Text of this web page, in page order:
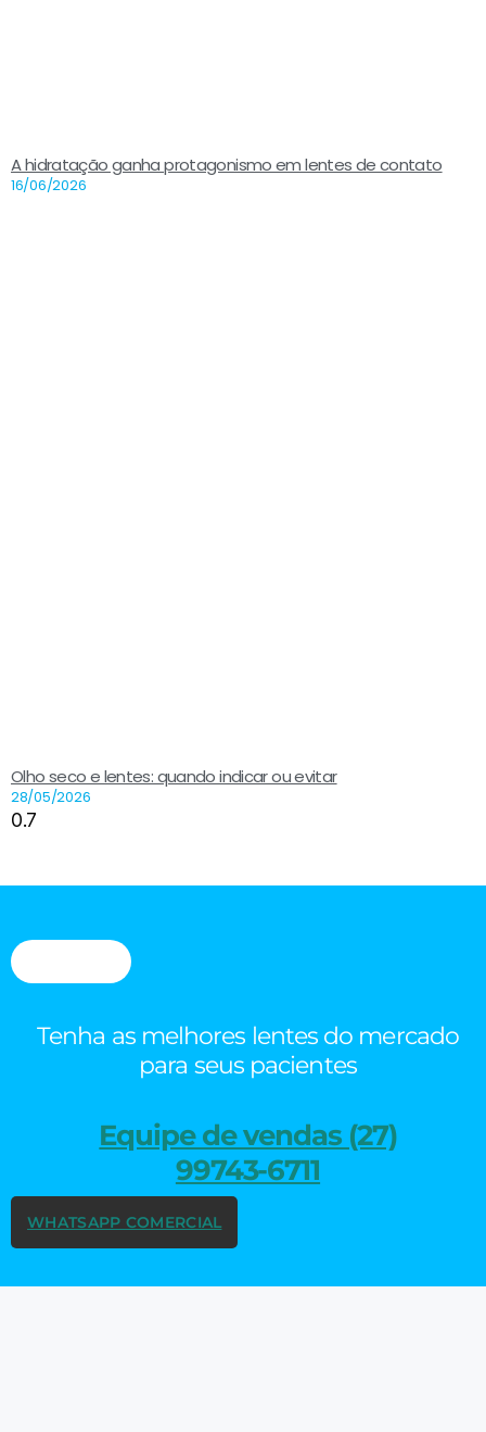
A hidratação ganha protagonismo em lentes de contato
16/06/2026
Olho seco e lentes: quando indicar ou evitar
28/05/2026
Tenha as melhores lentes do mercado
para seus pacientes
Equipe de vendas (27)
99743-6711
WHATSAPP COMERCIAL